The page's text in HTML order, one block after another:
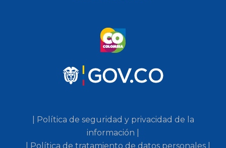
| Política de seguridad y privacidad de la
información |
| Política de tratamiento de datos personales |